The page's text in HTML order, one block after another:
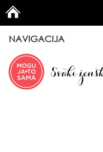
NAVIGACIJA